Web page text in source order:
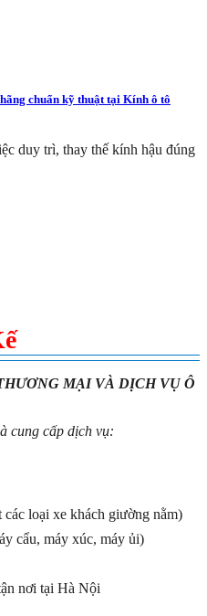
chuẩn kỹ thuật tại Kính ô tô
duy trì, thay thế kính hậu đúng
MẠI VÀ DỊCH VỤ Ô
cung cấp dịch vụ:
loại xe khách giường nằm)
cẩu, máy xúc, máy ủi)
nơi tại Hà Nội